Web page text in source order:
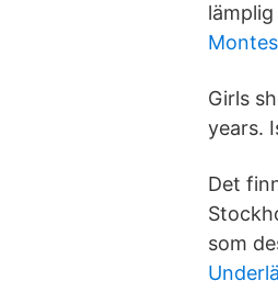
Girls
years.
Det
som